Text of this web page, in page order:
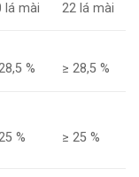
lá mài
22 lá mài
% ≥ 28,5 %
% ≥ 25 %